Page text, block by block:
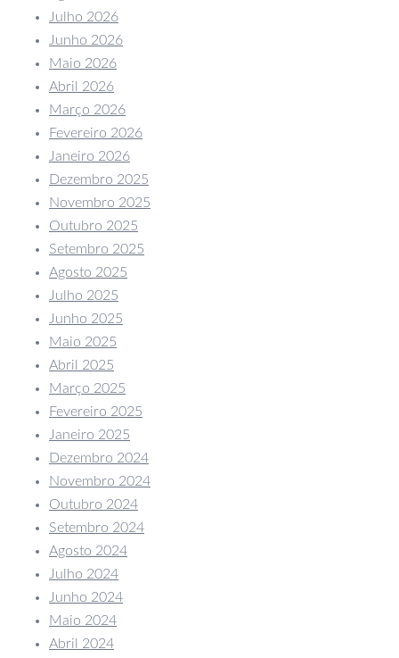
Julho 2026
Junho 2026
Maio 2026
Abril 2026
Março 2026
Fevereiro 2026
Janeiro 2026
Dezembro 2025
Novembro 2025
Outubro 2025
Setembro 2025
Agosto 2025
Julho 2025
Junho 2025
Maio 2025
Abril 2025
Março 2025
Fevereiro 2025
Janeiro 2025
Dezembro 2024
Novembro 2024
Outubro 2024
Setembro 2024
Agosto 2024
Julho 2024
Junho 2024
Maio 2024
Abril 2024